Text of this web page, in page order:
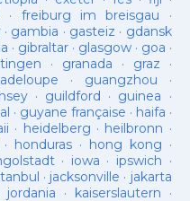
· freiburg im breisgau ·
· gambia · gasteiz · gdansk
· gibraltar· glasgow· goa ·
· granada · graz ·
· guangzhou ·
· guildford · guinea ·
· guyane française · haifa ·
· heidelberg · heilbronn ·
· honduras· hong kong ·
· iowa · ipswich ·
· jacksonville · jakarta
jordania · kaiserslautern ·